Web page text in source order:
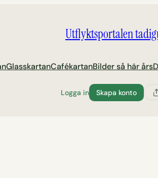
Utflyktsportalen
GlasskartanCafékartanBilder så här års
Logga in Skapa konto